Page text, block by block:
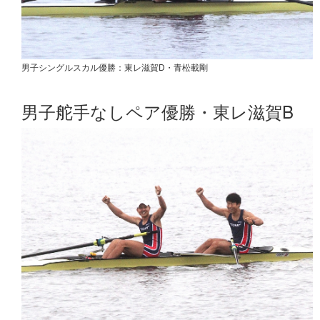
男子シングルスカル優勝：東レ滋賀D・青松載剛
男子舵手なしペア優勝・東レ滋賀B